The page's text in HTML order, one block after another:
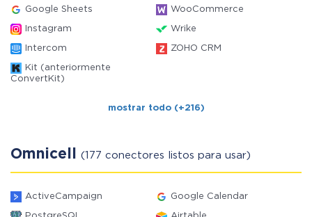
Google Sheets WooCommerce
Instagram Wrike
Intercom ZOHO CRM
Kit (anteriormente
ConvertKit)
mostrar todo (+216)
Omnicell (177 conectores listos para usar)
ActiveCampaign Google Calendar